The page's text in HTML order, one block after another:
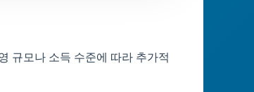
규모나 소득 수준에 따라 추가적